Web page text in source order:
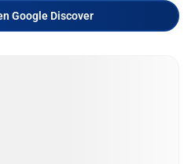
Google Discover